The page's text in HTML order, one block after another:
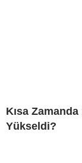
Kısa Zamanda
Yükseldi?